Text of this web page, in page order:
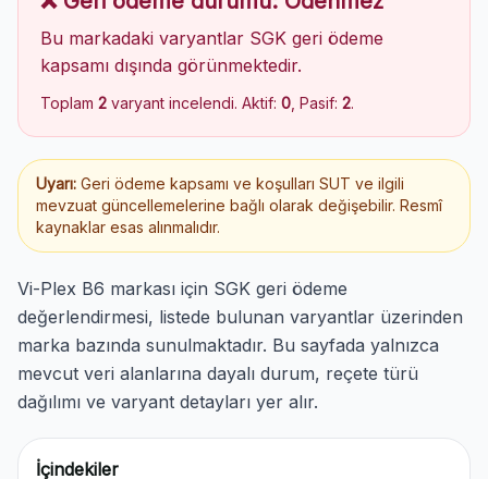
Bu markadaki varyantlar SGK geri ödeme
kapsamı dışında görünmektedir.
Toplam 2 varyant incelendi. Aktif: 0 , Pasif: 2.
Uyarı: Geri ödeme kapsamı ve koşulları SUT ve ilgili
mevzuat güncellemelerine bağlı olarak değişebilir. Resmî
kaynaklar esas alınmalıdır.
Vi-Plex B6 markası için SGK geri ödeme
değerlendirmesi, listede bulunan varyantlar üzerinden
marka bazında sunulmaktadır. Bu sayfada yalnızca
mevcut veri alanlarına dayalı durum, reçete türü
dağılımı ve varyant detayları yer alır.
İçindekiler